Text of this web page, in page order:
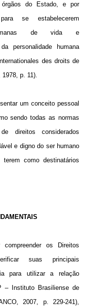
órgãos do Estado, e por
se estabelecerem
de vida e
personalidade humana
des droits de
1978, p. 11).
um conceito pessoal
sendo todas as normas
direitos considerados
e digno do ser humano
como destinatários
os Direitos
suas principais
para utilizar a relação
– Instituto Brasiliense de
2007, p. 229-241),